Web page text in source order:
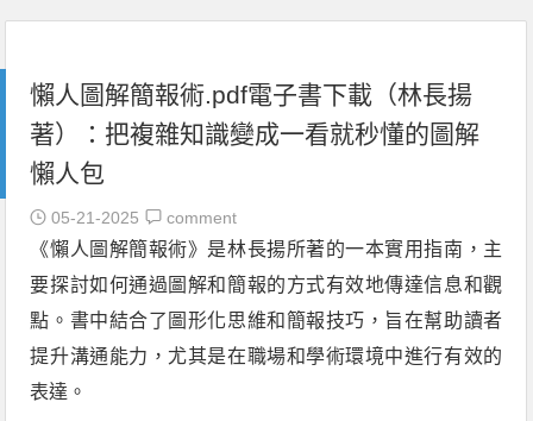
懶人圖解簡報術.pdf電子書下載（林長揚
著）：把複雜知識變成一看就秒懂的圖解
懶人包
05-21-2025 comment
《懶人圖解簡報術》是林長揚所著的一本實用指南，主
要探討如何通過圖解和簡報的方式有效地傳達信息和觀
點。書中結合了圖形化思維和簡報技巧，旨在幫助讀者
提升溝通能力，尤其是在職場和學術環境中進行有效的
表達。